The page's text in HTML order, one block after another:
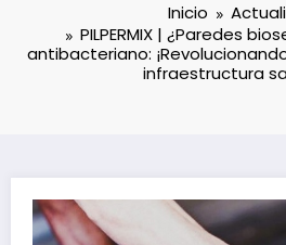
Inicio
PILPERMIX | ¿Paredes
antibacteriano:
infraestructura